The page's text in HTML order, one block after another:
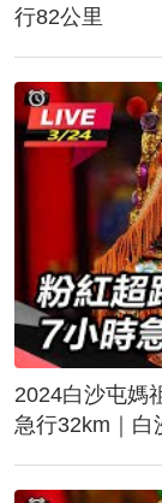
行82公里
2024白沙屯媽
急行32km｜白